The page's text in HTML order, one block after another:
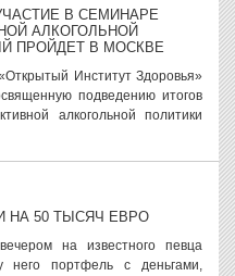
В СЕМИНАРЕ
АЛКОГОЛЬНОЙ
ПРОЙДЕТ В МОСКВЕ
Институт Здоровья»
подведению итогов
алкогольной политики
НА 50 ТЫСЯЧ ЕВРО
на известного певца
него портфель с деньгами,